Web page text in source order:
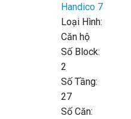
Handico 7
Loại Hình:
Căn hộ
Số Block:
2
Số Tầng:
27
Số Căn: